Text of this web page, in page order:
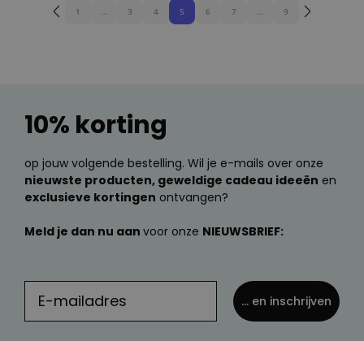
1 ... 3 4 5 6 7 ... 9
10% korting
op jouw volgende bestelling. Wil je e-mails over onze
nieuwste producten, geweldige cadeau ideeën en
exclusieve kortingen ontvangen?
Meld je dan nu aan voor onze NIEUWSBRIEF:
... en inschrijven